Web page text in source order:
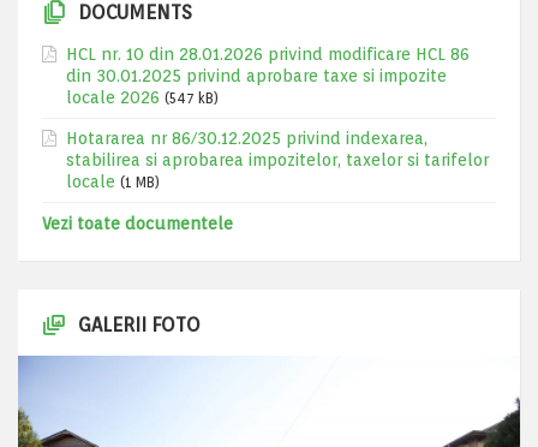
DOCUMENTS
HCL nr. 10 din 28.01.2026 privind modificare HCL 86
din 30.01.2025 privind aprobare taxe si impozite
locale 2026 (547 kB)
Hotararea nr 86/30.12.2025 privind indexarea,
stabilirea si aprobarea impozitelor, taxelor si tarifelor
locale (1 MB)
Vezi toate documentele
GALERII FOTO